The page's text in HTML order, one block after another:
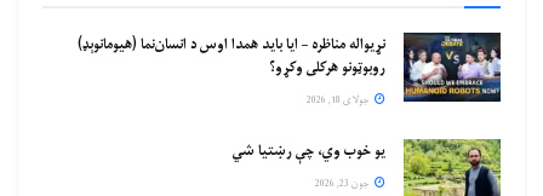
نړیواله مناظره – ایا باید همدا اوس د انسان‌نما (هیومانوېډ)
روبوټونو هرکلی وکړو؟
جولای 18, 2026
یو خوب وي، چې رښتیا شي
جون 23, 2026